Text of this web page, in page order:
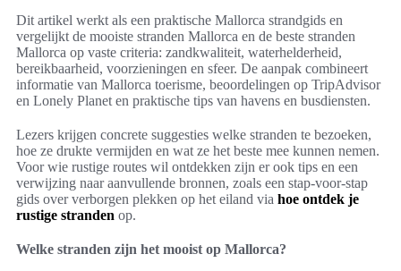
Dit artikel werkt als een praktische Mallorca strandgids en
vergelijkt de mooiste stranden Mallorca en de beste stranden
Mallorca op vaste criteria: zandkwaliteit, waterhelderheid,
bereikbaarheid, voorzieningen en sfeer. De aanpak combineert
informatie van Mallorca toerisme, beoordelingen op TripAdvisor
en Lonely Planet en praktische tips van havens en busdiensten.
Lezers krijgen concrete suggesties welke stranden te bezoeken,
hoe ze drukte vermijden en wat ze het beste mee kunnen nemen.
Voor wie rustige routes wil ontdekken zijn er ook tips en een
verwijzing naar aanvullende bronnen, zoals een stap-voor-stap
gids over verborgen plekken op het eiland via hoe ontdek je
rustige stranden op.
Welke stranden zijn het mooist op Mallorca?